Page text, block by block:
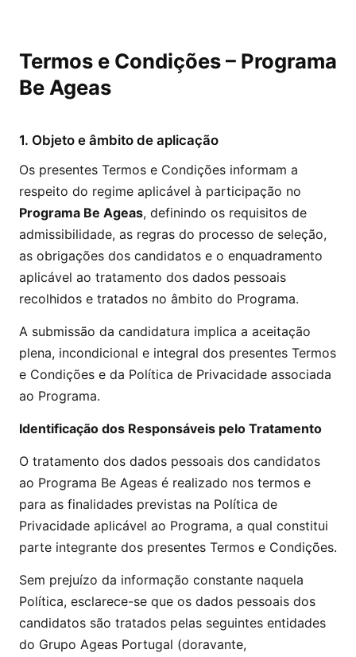
Termos e Condições – Programa
Be Ageas
1. Objeto e âmbito de aplicação
Os presentes Termos e Condições informam a
respeito do regime aplicável à participação no
Programa Be Ageas, definindo os requisitos de
admissibilidade, as regras do processo de seleção,
as obrigações dos candidatos e o enquadramento
aplicável ao tratamento dos dados pessoais
recolhidos e tratados no âmbito do Programa.
A submissão da candidatura implica a aceitação
plena, incondicional e integral dos presentes Termos
e Condições e da Política de Privacidade associada
ao Programa.
Identificação dos Responsáveis pelo Tratamento
O tratamento dos dados pessoais dos candidatos
ao Programa Be Ageas é realizado nos termos e
para as finalidades previstas na Política de
Privacidade aplicável ao Programa, a qual constitui
parte integrante dos presentes Termos e Condições.
Sem prejuízo da informação constante naquela
Política, esclarece-se que os dados pessoais dos
candidatos são tratados pelas seguintes entidades
do Grupo Ageas Portugal (doravante,